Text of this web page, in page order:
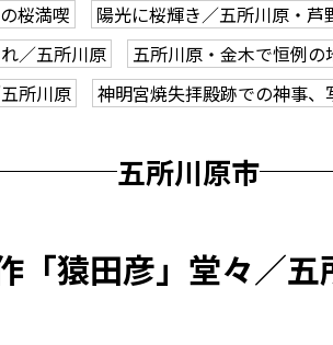
桜満喫
陽光に桜輝き／五所川原・芦
／五所川原
五所川原・金木で恒例の
所川原
神明宮焼失拝殿跡での神事
五所川原市
「猿田彦」堂々／